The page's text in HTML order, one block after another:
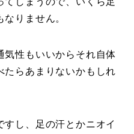
りません。
気性もいいからそれ自体
たらあまりないかもしれ
し、足の汗とかニオイ